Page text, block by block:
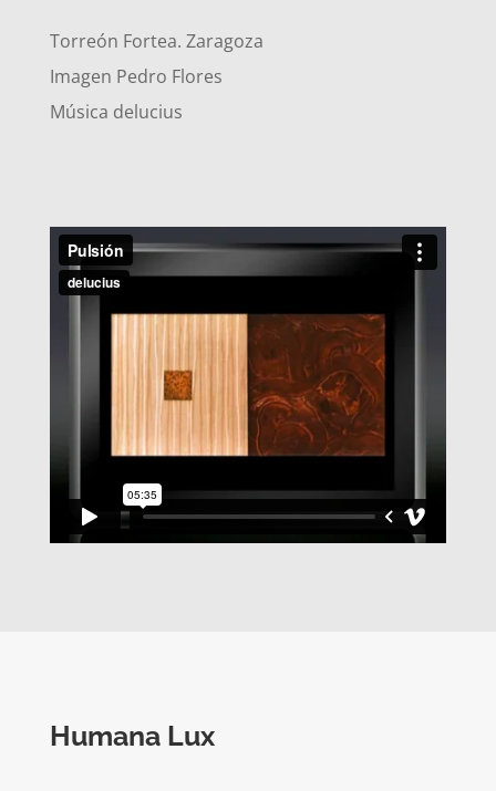
Torreón Fortea. Zaragoza
Imagen Pedro Flores
Música delucius
Humana Lux